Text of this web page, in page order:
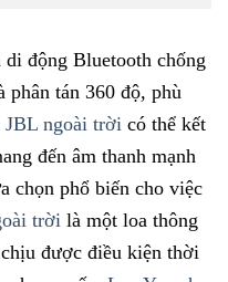
di động Bluetooth chống
phân tán 360 độ, phù
JBL ngoài trời có thể kết
đến âm thanh mạnh
chọn phổ biến cho việc
trời là một loa thông
được điều kiện thời